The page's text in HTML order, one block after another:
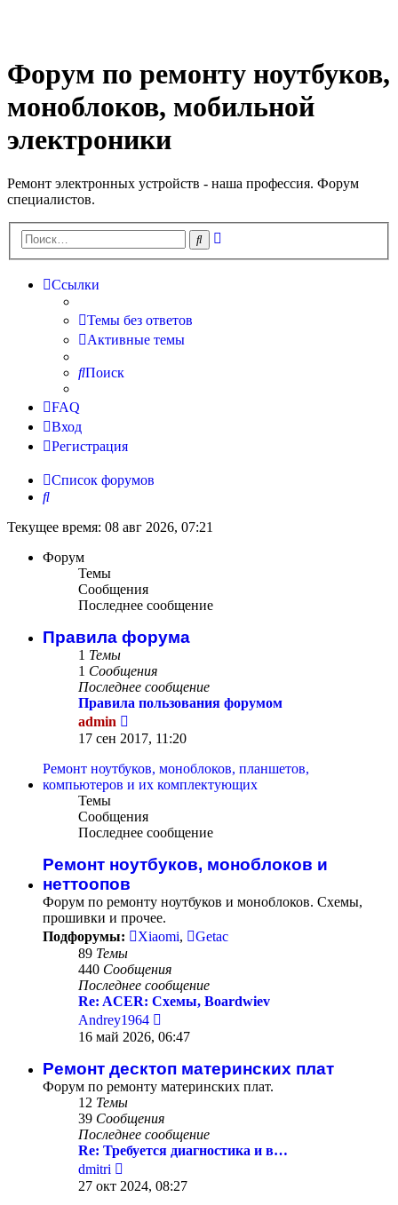
Форум по ремонту ноутбуков,
моноблоков, мобильной
электроники
Ремонт электронных устройств - наша профессия. Форум
специалистов.
Поиск
Ссылки
Темы без ответов
Активные темы
Поиск
FAQ
Вход
Регистрация
Список форумов
Поиск
Текущее время: 08 авг 2026, 07:21
Форум
Темы
Сообщения
Последнее сообщение
Правила форума
1 Темы
1 Сообщения
Последнее сообщение
Правила пользования форумом
admin
к
сообщению
17 сен 2017, 11:20
Ремонт ноутбуков, моноблоков, планшетов,
компьютеров и их комплектующих
Темы
Сообщения
Последнее сообщение
Ремонт ноутбуков, моноблоков и
неттоопов
Форум по ремонту ноутбуков и моноблоков. Схемы,
прошивки и прочее.
Подфорумы:
Xiaomi,
Getac
89 Темы
440 Сообщения
Последнее сообщение
Re: ACER: Схемы, Boardwiev
Andrey1964
к
сообщению
16 май 2026, 06:47
Ремонт десктоп материнских плат
Форум по ремонту материнских плат.
12 Темы
39 Сообщения
Последнее сообщение
Re: Требуется диагностика и в…
dmitri
к
27 окт 2024, 08:27